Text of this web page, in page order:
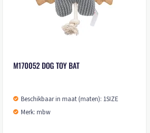
M170052 DOG TOY BAT
Beschikbaar in maat (maten): 1SIZE
Merk: mbw